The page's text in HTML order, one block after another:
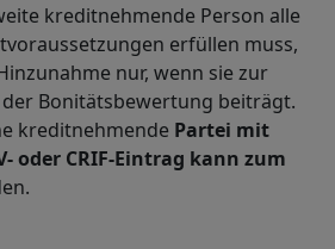
kreditnehmende Person alle
erfüllen muss,
nur, wenn sie zur
Bonitätsbewertung beiträgt.
kreditnehmende Partei mit
oder CRIF-Eintrag kann zum